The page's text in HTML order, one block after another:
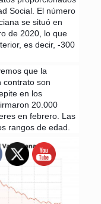
Social. El número
se situó en
de 2020, lo que
es decir, -300
que la
contrato son
en los
20.000
en febrero. Las
rangos de edad.